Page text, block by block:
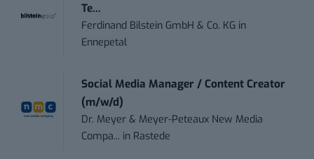
Te...
Ferdinand Bilstein GmbH & Co. KG in
Ennepetal
Social Media Manager / Content Creator
(m/w/d)
Dr. Meyer & Meyer-Peteaux New Media
Compa... in Rastede